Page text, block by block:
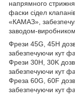
напрямного
фаски сідел
«КАМАЗ»,
заводом-
Фрези 45G, 45H
забезпечуючи кут
Фрези 30H, 30K
забезпечуючи кут
Фреза 60G, 60F
забезпечуючи кут